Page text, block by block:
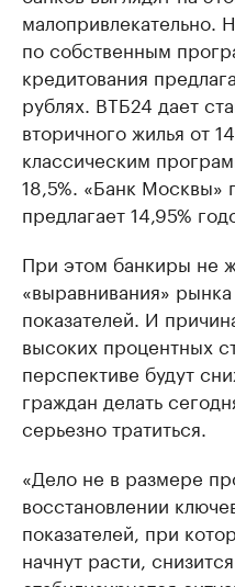
малопривлекательно.
по собственным
кредитования
рублях. ВТБ24 дает
вторичного жилья от
классическим
18,5%. «Банк Москвы»
предлагает 14,95%
При этом банкиры не
«выравнивания»
показателей. И
высоких процентных
перспективе будут
граждан делать
серьезно тратиться.
«Дело не в размере
восстановлении
показателей, при
начнут расти,